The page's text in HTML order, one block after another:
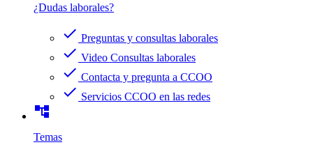
¿Dudas laborales?
check Preguntas y consultas laborales
check Video Consultas laborales
check Contacta y pregunta a CCOO
check Servicios CCOO en las redes
account_tree
Temas